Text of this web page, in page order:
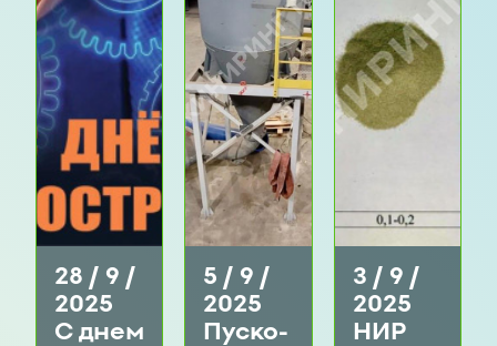
28 / 9 /
2025
С днем
5 / 9 /
2025
Пуско-
3 / 9 /
2025
НИР